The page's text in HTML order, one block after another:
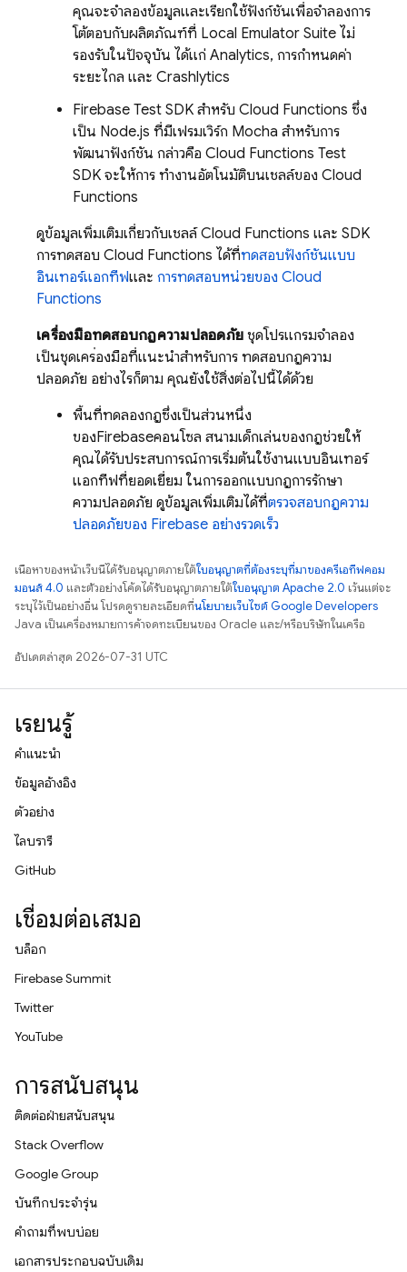
คุณจะจำลองข้อมูลและเรียกใช้ฟังก์ชันเพื่อจำลองการ
โต้ตอบกับผลิตภัณฑ์ที่ Local Emulator Suite ไม่
รองรับในปัจจุบัน ได้แก่ Analytics, การกำหนดค่า
ระยะไกล และ Crashlytics
Firebase Test SDK สำหรับ Cloud Functions ซึ่ง
เป็น Node.js ที่มีเฟรมเวิร์ก Mocha สำหรับการ
พัฒนาฟังก์ชัน กล่าวคือ Cloud Functions Test
SDK จะให้การ ทำงานอัตโนมัติบนเชลล์ของ Cloud
Functions
ดูข้อมูลเพิ่มเติมเกี่ยวกับเชลล์ Cloud Functions และ SDK
การทดสอบ Cloud Functions ได้ที่ทดสอบฟังก์ชันแบบ
อินเทอร์แอกทีฟและ การทดสอบหน่วยของ Cloud
Functions
เครื่องมือทดสอบกฎความปลอดภัย ชุดโปรแกรมจำลอง
เป็นชุดเครื่องมือที่แนะนำสำหรับการ ทดสอบกฎความ
ปลอดภัย อย่างไรก็ตาม คุณยังใช้สิ่งต่อไปนี้ได้ด้วย
พื้นที่ทดลองกฎซึ่งเป็นส่วนหนึ่ง
ของFirebaseคอนโซล สนามเด็กเล่นของกฎช่วยให้
คุณได้รับประสบการณ์การเริ่มต้นใช้งานแบบอินเทอร์
แอกทีฟที่ยอดเยี่ยม ในการออกแบบกฎการรักษา
ความปลอดภัย ดูข้อมูลเพิ่มเติมได้ที่ตรวจสอบกฎความ
ปลอดภัยของ Firebase อย่างรวดเร็ว
เนื้อหาของหน้าเว็บนี้ได้รับอนุญาตภายใต้ใบอนุญาตที่ต้องระบุที่มาของครีเอทีฟคอม
มอนส์ 4.0 และตัวอย่างโค้ดได้รับอนุญาตภายใต้ใบอนุญาต Apache 2.0 เว้นแต่จะ
ระบุไว้เป็นอย่างอื่น โปรดดูรายละเอียดที่นโยบายเว็บไซต์ Google Developers
Java เป็นเครื่องหมายการค้าจดทะเบียนของ Oracle และ/หรือบริษัทในเครือ
อัปเดตล่าสุด 2026-07-31 UTC
เรียนรู้
คำแนะนำ
ข้อมูลอ้างอิง
ตัวอย่าง
ไลบรารี
GitHub
เชื่อมต่อเสมอ
บล็อก
Firebase Summit
Twitter
YouTube
การสนับสนุน
ติดต่อฝ่ายสนับสนุน
Stack Overflow
Google Group
บันทึกประจำรุ่น
คำถามที่พบบ่อย
เอกสารประกอบฉบับเดิม